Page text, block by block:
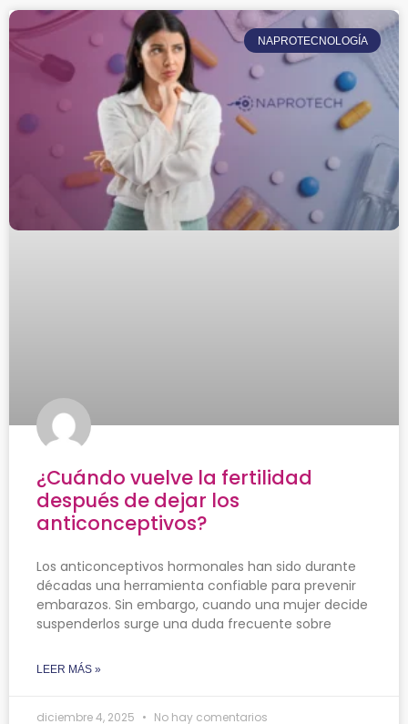
NAPROTECNOLOGÍA
¿Cuándo vuelve la fertilidad
después de dejar los
anticonceptivos?
Los anticonceptivos hormonales han sido durante
décadas una herramienta confiable para prevenir
embarazos. Sin embargo, cuando una mujer decide
suspenderlos surge una duda frecuente sobre
LEER MÁS »
diciembre 4, 2025 No hay comentarios